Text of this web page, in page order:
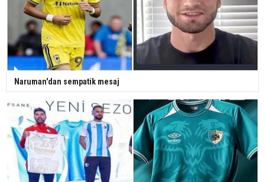
Naruman'dan sempatik mesaj